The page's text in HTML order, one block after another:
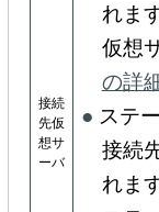
接続
先仮
想サ
ーバ
れま
仮想
の詳
ステ
接続
れま